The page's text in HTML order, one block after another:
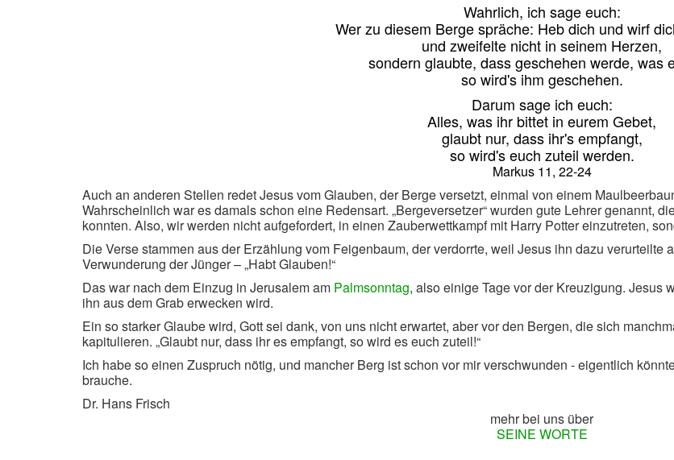
Wahrlich, ich sage euch:
Wer zu diesem Berge spräche: Heb dich und wirf
und zweifelte nicht in seinem Herzen,
sondern glaubte, dass geschehen werde, was
so wird's ihm geschehen.
Darum sage ich euch:
Alles, was ihr bittet in eurem Gebet,
glaubt nur, dass ihr's empfangt,
so wird's euch zuteil werden.
Markus 11, 22-24
Auch an anderen Stellen redet Jesus vom Glauben, der Berge versetzt, einmal von einem
Wahrscheinlich war es damals schon eine Redensart. „Bergeversetzer“ wurden gute Lehrer genannt,
konnten. Also, wir werden nicht aufgefordert, in einen Zauberwettkampf mit Harry Potter einzutreten,
Die Verse stammen aus der Erzählung vom Feigenbaum, der verdorrte, weil Jesus ihn dazu verurteilte
Verwunderung der Jünger – „Habt Glauben!“
Das war nach dem Einzug in Jerusalem am Palmsonntag, also einige Tage vor der Kreuzigung. Jesus
ihn aus dem Grab erwecken wird.
Ein so starker Glaube wird, Gott sei dank, von uns nicht erwartet, aber vor den Bergen, die sich
kapitulieren. „Glaubt nur, dass ihr es empfangt, so wird es euch zuteil!“
Ich habe so einen Zuspruch nötig, und mancher Berg ist schon vor mir verschwunden - eigentlich
brauche.
Dr. Hans Frisch
mehr bei uns über
SEINE WORTE